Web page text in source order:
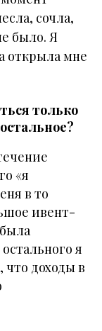
сочла,
было. Я
открыла мне
только
«я
в то
ивент-
я
что доходы в